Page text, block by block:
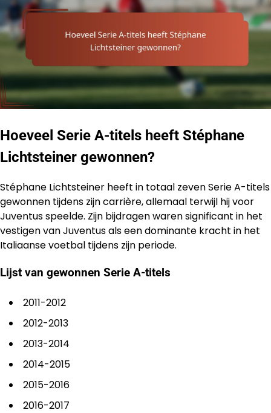
Hoeveel Serie A-titels heeft Stéphane
Lichtsteiner gewonnen?
Stéphane Lichtsteiner heeft in totaal zeven Serie A-titels
gewonnen tijdens zijn carrière, allemaal terwijl hij voor
Juventus speelde. Zijn bijdragen waren significant in het
vestigen van Juventus als een dominante kracht in het
Italiaanse voetbal tijdens zijn periode.
Lijst van gewonnen Serie A-titels
2011-2012
2012-2013
2013-2014
2014-2015
2015-2016
2016-2017